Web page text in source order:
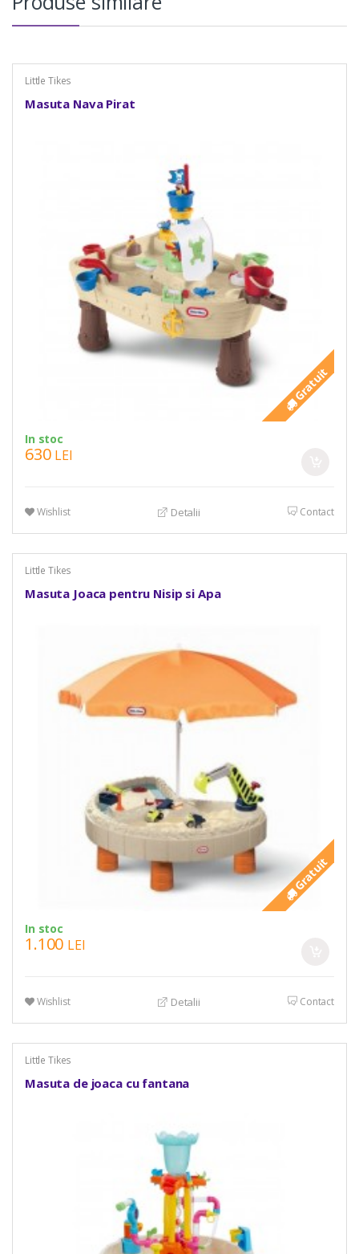
Little Tikes
Masuta Nava Pirat
Gratuit
In stoc
630 LEI
Wishlist Detalii Contact
Little Tikes
Masuta Joaca pentru Nisip si Apa
Gratuit
In stoc
1.100 LEI
Wishlist Detalii Contact
Little Tikes
Masuta de joaca cu fantana